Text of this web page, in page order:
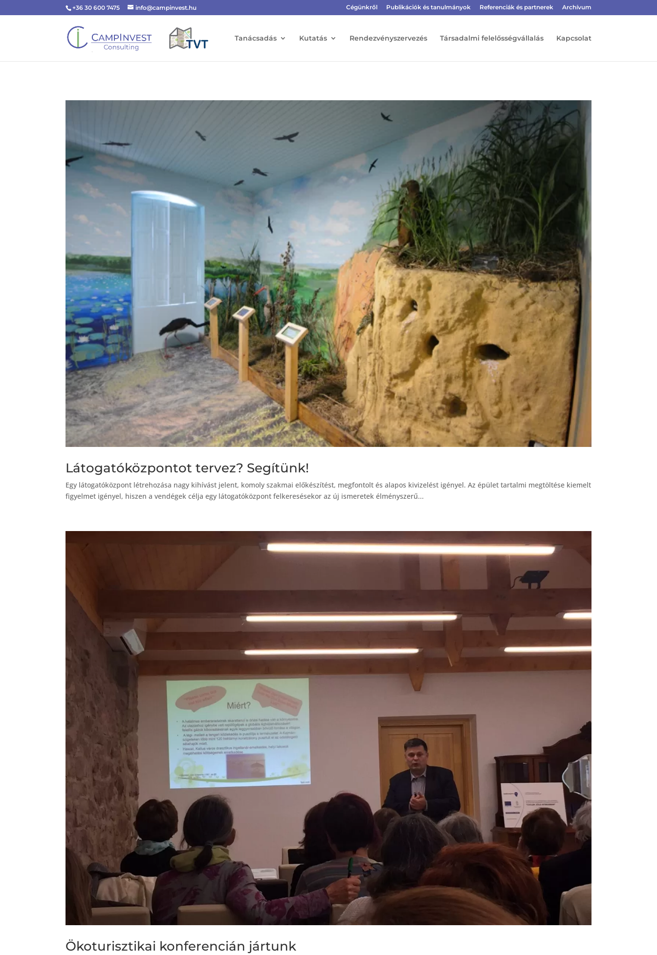
+36 30 600 7475 info@campinvest.hu Cégünkről Publikációk és tanulmányok Referenciák és partnerek Archívum
Tanácsadás Kutatás Rendezvényszervezés Társadalmi felelősségvállalás Kapcsolat
Látogatóközpontot tervez? Segítünk!
Egy látogatóközpont létrehozása nagy kihívást jelent, komoly szakmai előkészítést, megfontolt és alapos kivizelést igényel. Az épület tartalmi megtöltése kiemelt
figyelmet igényel, hiszen a vendégek célja egy látogatóközpont felkeresésekor az új ismeretek élményszerű...
Ökoturisztikai konferencián jártunk